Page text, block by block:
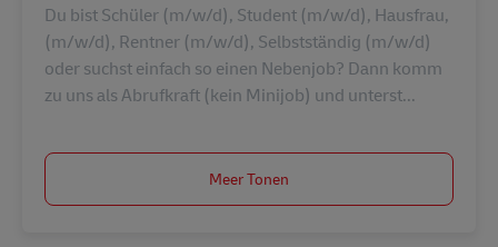
Du bist Schüler (m/w/d), Student (m/w/d), Hausfrau,
(m/w/d), Rentner (m/w/d), Selbstständig (m/w/d)
oder suchst einfach so einen Nebenjob? Dann komm
zu uns als Abrufkraft (kein Minijob) und unterst...
Meer Tonen